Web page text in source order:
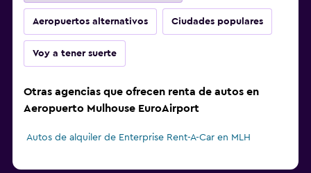
Aeropuertos alternativos Ciudades populares
Voy a tener suerte
Otras agencias que ofrecen renta de autos en
Aeropuerto Mulhouse EuroAirport
Autos de alquiler de Enterprise Rent-A-Car en MLH